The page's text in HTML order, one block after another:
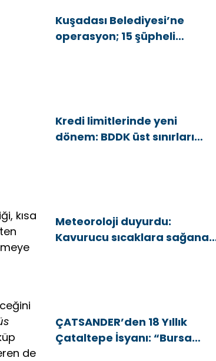
kısa
de
Kuşadası Belediyesi’ne
operasyon; 15 şüpheli
Kredi limitlerinde yeni
dönem: BDDK üst sınırları
Meteoroloji duyurdu:
Kavurucu sıcaklara sağanak
ÇATSANDER’den 18 Yıllık
Çataltepe İsyanı: “Bursa